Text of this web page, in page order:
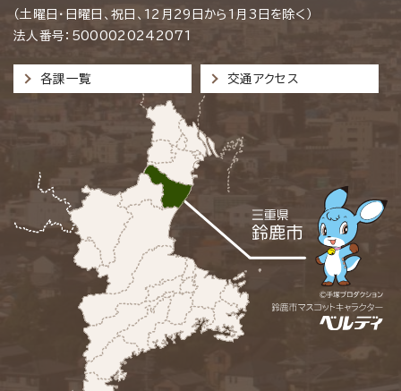
（土曜日・日曜日、祝日、12月29日から1月3日を除く）
法人番号：5000020242071
各課一覧 交通アクセス